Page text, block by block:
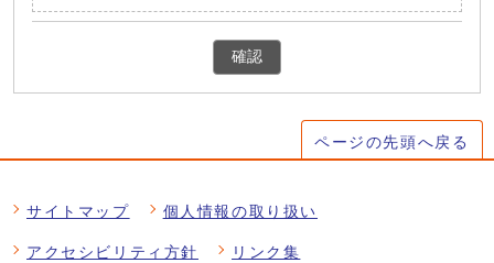
確認
ページの先頭へ戻る
サイトマップ 個人情報の取り扱い
アクセシビリティ方針 リンク集